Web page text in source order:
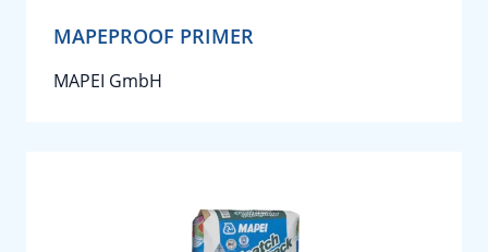
MAPEPROOF PRIMER
MAPEI GmbH